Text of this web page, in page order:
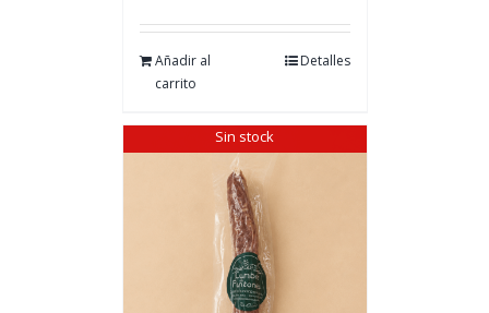
Añadir al
carrito
Detalles
Sin stock